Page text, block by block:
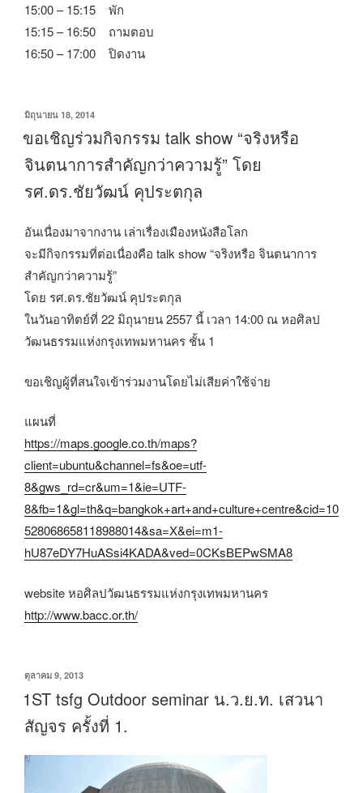
15:00 – 15:15 พัก
15:15 – 16:50 ถามตอบ
16:50 – 17:00 ปิดงาน
เขียน
ที่
มิถุนายน 18, 2014
ขอเชิญร่วมกิจกรรม talk show “จริงหรือ
จินตนาการสำคัญกว่าความรู้” โดย
รศ.ดร.ชัยวัฒน์ คุประตกุล
อันเนื่องมาจากงาน เล่าเรื่องเมืองหนังสือโลก
จะมีกิจกรรมที่ต่อเนื่องคือ talk show “จริงหรือ จินตนาการ
สำคัญกว่าความรู้”
โดย รศ.ดร.ชัยวัฒน์ คุประตกุล
ในวันอาทิตย์ที่ 22 มิถุนายน 2557 นี้ เวลา 14:00 ณ หอศิลป
วัฒนธรรมแห่งกรุงเทพมหานคร ชั้น 1
ขอเชิญผู้ที่สนใจเข้าร่วมงานโดยไม่เสียค่าใช้จ่าย
แผนที่
https://maps.google.co.th/maps?
client=ubuntu&channel=fs&oe=utf-
8&gws_rd=cr&um=1&ie=UTF-
8&fb=1&gl=th&q=bangkok+art+and+culture+centre&cid=10
528068658118988014&sa=X&ei=m1-
hU87eDY7HuASsi4KADA&ved=0CKsBEPwSMA8
website หอศิลปวัฒนธรรมแห่งกรุงเทพมหานคร
http://www.bacc.or.th/
เขียน
ที่
ตุลาคม 9, 2013
1ST tsfg Outdoor seminar น.ว.ย.ท. เสวนา
สัญจร ครั้งที่ 1.